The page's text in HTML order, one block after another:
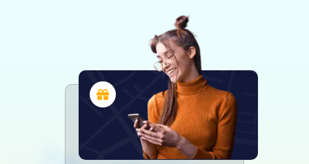
Das lebendige Geschichtserlebnis
Der Archäologische Park von Poggibonsi ist nicht nur eine
statische Ausstellung von Artefakten; er ist ein
lebendiges Geschichtsmuseum. Das ganze Jahr über
veranstaltet der Park eine Reihe von Veranstaltungen und
Nachstellungen, die die Besucher in das Mittelalter
zurückversetzen. Von mittelalterlichen Märkten bis zu
thematischen Workshops bieten diese Aktivitäten einen
dynamischen Einblick in das kulturelle und soziale Leben
der damaligen Zeit.